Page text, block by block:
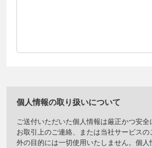
個人情報の取り扱いについて
ご送付いただいた個人情報は厳正かつ安全
お取引上のご連絡、または当社サービスの
外の目的には一切使用いたしません。個人